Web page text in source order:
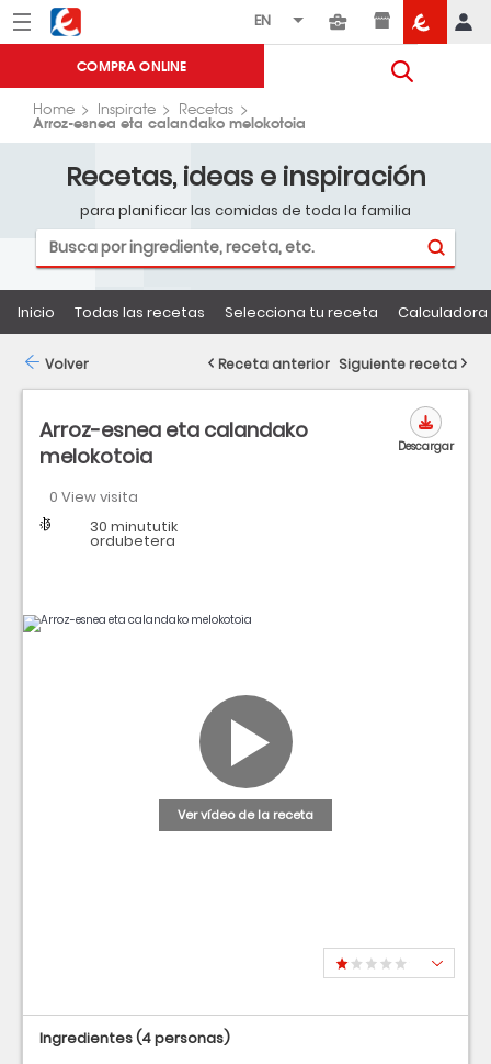
Menú Eroski
COMPRA ONLINE
Home Inspirate Recetas
Arroz-esnea eta calandako melokotoia
Recetas, ideas e inspiración
para planificar las comidas de toda la familia
Inicio Todas las recetas Selecciona tu receta
Arroz-esnea eta calandako
melokotoia
0 View visita
Dificultad
Tiempo 30 minututik
ordubetera
Ver vídeo de la receta
Descargar
Ingredientes(4 personas)
Volver Receta anterior Siguiente receta